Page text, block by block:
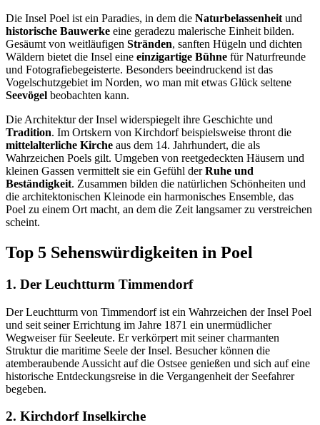
Die Insel Poel ist ein Paradies, in dem die Naturbelassenheit und
historische Bauwerke eine geradezu malerische Einheit bilden.
Gesäumt von weitläufigen Stränden, sanften Hügeln und dichten
Wäldern bietet die Insel eine einzigartige Bühne für Naturfreunde
und Fotografiebegeisterte. Besonders beeindruckend ist das
Vogelschutzgebiet im Norden, wo man mit etwas Glück seltene
Seevögel beobachten kann.
Die Architektur der Insel widerspiegelt ihre Geschichte und
Tradition. Im Ortskern von Kirchdorf beispielsweise thront die
mittelalterliche Kirche aus dem 14. Jahrhundert, die als
Wahrzeichen Poels gilt. Umgeben von reetgedeckten Häusern und
kleinen Gassen vermittelt sie ein Gefühl derRuhe und
Beständigkeit. Zusammen bilden die natürlichen Schönheiten und
die architektonischen Kleinode ein harmonisches Ensemble, das
Poel zu einem Ort macht, an dem die Zeit langsamer zu verstreichen
scheint.
Top 5 Sehenswürdigkeiten in Poel
1. Der Leuchtturm Timmendorf
Der Leuchtturm von Timmendorf ist ein Wahrzeichen der Insel Poel
und seit seiner Errichtung im Jahre 1871 ein unermüdlicher
Wegweiser für Seeleute. Er verkörpert mit seiner charmanten
Struktur die maritime Seele der Insel. Besucher können die
atemberaubende Aussicht auf die Ostsee genießen und sich auf eine
historische Entdeckungsreise in die Vergangenheit der Seefahrer
begeben.
2. Kirchdorf Inselkirche